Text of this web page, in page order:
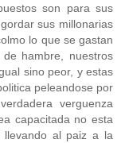
son para sus
sus millonarias
lo que se gastan
hambre, nuestros
sino peor, y estas
peleandose por
verguenza
capacitada no esta
al paiz a la